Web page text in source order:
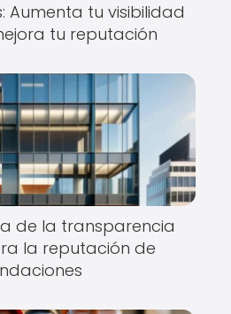
Aumenta tu visibilidad
tu reputación
de la transparencia
la reputación de